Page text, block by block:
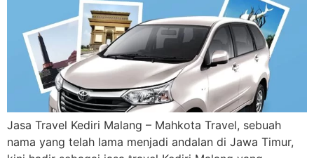
Jasa Travel Kediri Malang – Mahkota Travel, sebuah
nama yang telah lama menjadi andalan di Jawa Timur,